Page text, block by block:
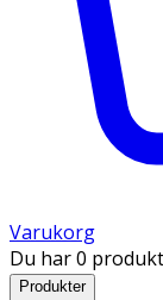
Varukorg
Du har 0
Produkter